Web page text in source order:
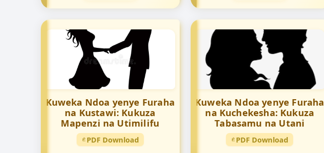
Kuweka Ndoa yenye Furaha
na Kustawi: Kukuza
Mapenzi na Utimilifu
PDF Download
Kuweka Ndoa yenye Furaha
na Kuchekesha: Kukuza
Tabasamu na Utani
PDF Download